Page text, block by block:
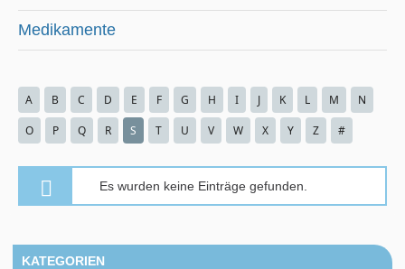
Medikamente
A B C D E F G H I J K L M
N
O
P Q R S T U V W X Y Z #
Es wurden keine Einträge gefunden.
KATEGORIEN